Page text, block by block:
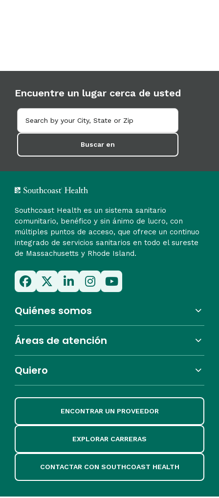
Encuentre un lugar cerca de usted
Buscar en
Southcoast Health es un sistema sanitario
comunitario, benéfico y sin ánimo de lucro, con
múltiples puntos de acceso, que ofrece un continuo
integrado de servicios sanitarios en todo el sureste
de Massachusetts y Rhode Island.
Quiénes somos
Áreas de atención
Quiero
ENCONTRAR UN PROVEEDOR
EXPLORAR CARRERAS
CONTACTAR CON SOUTHCOAST HEALTH